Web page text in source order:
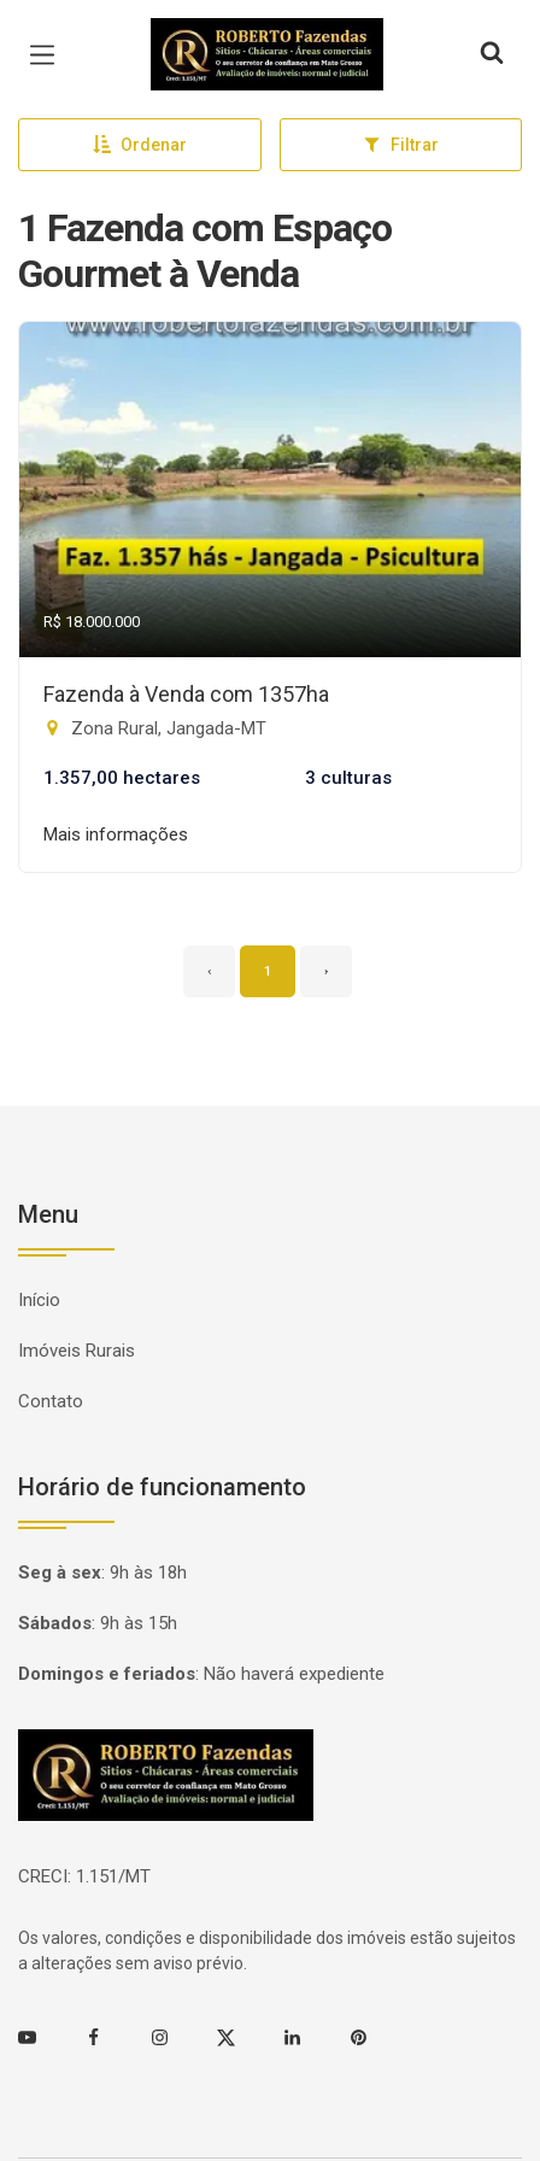
Página inicial
Ordenar Filtrar
1 Fazenda com Espaço
Gourmet à Venda
R$ 18.000.000
Fazenda à Venda com 1357ha
Zona Rural, Jangada-MT
1.357,00 hectares 3 culturas
Mais informações
‹ 1 ›
Menu
Início
Imóveis Rurais
Contato
Horário de funcionamento
Seg à sex: 9h às 18h
Sábados: 9h às 15h
Domingos e feriados: Não haverá expediente
Página inicial
CRECI: 1.151/MT
Os valores, condições e disponibilidade dos imóveis estão sujeitos
a alterações sem aviso prévio.
Youtube FacebookInstagramTwitter Linkedin Pinterest